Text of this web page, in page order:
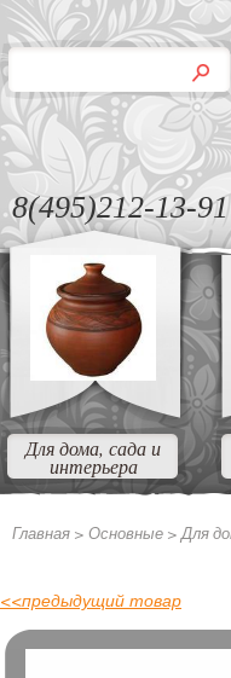
8(495)212-13-91
Для дома, сада и
интерьера
Главная > Основные >Для
<<предыдущий товар